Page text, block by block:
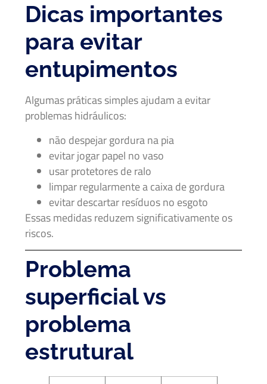
Dicas importantes
para evitar
entupimentos
Algumas práticas simples ajudam a evitar
problemas hidráulicos:
não despejar gordura na pia
evitar jogar papel no vaso
usar protetores de ralo
limpar regularmente a caixa de gordura
evitar descartar resíduos no esgoto
Essas medidas reduzem significativamente os
riscos.
Problema
superficial vs
problema
estrutural